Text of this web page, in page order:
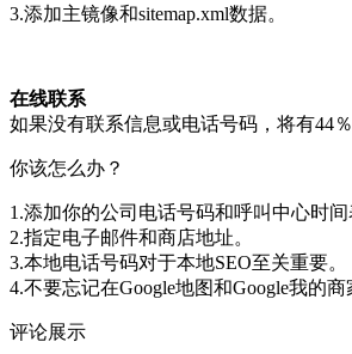
3.添加主镜像和sitemap.xml数据。
在线联系
如果没有联系信息或电话号码，将有44
你该怎么办？
1.添加你的公司电话号码和呼叫中心时间
2.指定电子邮件和商店地址。
3.本地电话号码对于本地SEO至关重要。
4.不要忘记在Google地图和Google我的商
评论展示